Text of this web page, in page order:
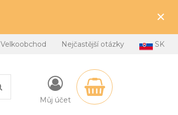
×
Velkoobchod Nejčastější otázky SK
Můj účet